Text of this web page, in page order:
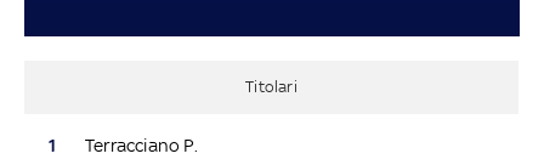
Titolari
1 Terracciano P.